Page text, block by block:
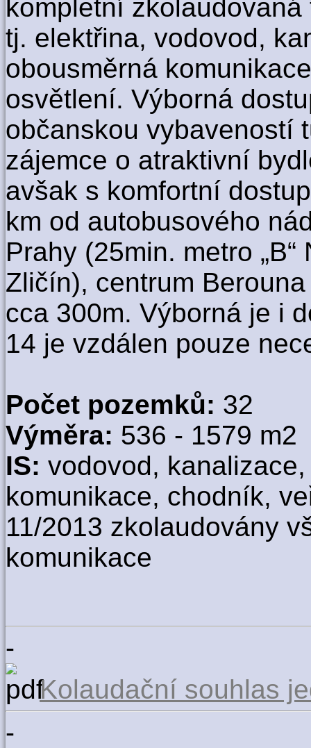
kompletní
tj. elektřina, vodovod,
obousměrná
osvětlení. Výborná
občanskou vybaveností
zájemce o atraktivní
avšak s komfortní
km od autobusového
Prahy (25min. metro
Zličín), centrum
cca 300m. Výborná je i
14 je vzdálen pouze
Počet pozemků: 32
Výměra: 536 - 1579 m2
IS: vodovod,
komunikace, chodník,
11/2013 zkolaudovány
komunikace
-
Kolaudační souhlas
-